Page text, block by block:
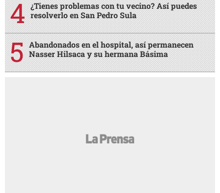
¿Tienes problemas con tu vecino? Así puedes
resolverlo en San Pedro Sula
Abandonados en el hospital, así permanecen
Nasser Hilsaca y su hermana Básima